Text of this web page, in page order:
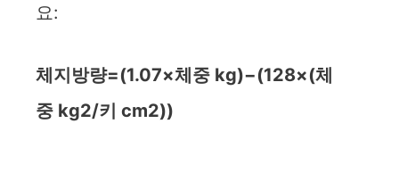
요:
체지방량=(1.07×체중 kg)−(128×(체
중 kg2/키 cm2))